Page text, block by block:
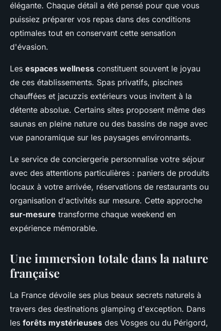
élégante. Chaque détail a été pensé pour que vous
puissiez préparer vos repas dans des conditions
optimales tout en conservant cette sensation
d'évasion.
Les espaces wellness constituent souvent le joyau
de ces établissements. Spas privatifs, piscines
chauffées et jacuzzis extérieurs vous invitent à la
détente absolue. Certains sites proposent même des
saunas en pleine nature ou des bassins de nage avec
vue panoramique sur les paysages environnants.
Le service de conciergerie personnalise votre séjour
avec des attentions particulières : paniers de produits
locaux à votre arrivée, réservations de restaurants ou
organisation d'activités sur mesure. Cette approche
sur-mesure transforme chaque weekend en
expérience mémorable.
Une immersion totale dans la nature
française
La France dévoile ses plus beaux secrets naturels à
travers des destinations glamping d'exception. Dans
les forêts mystérieuses des Vosges ou du Périgord,